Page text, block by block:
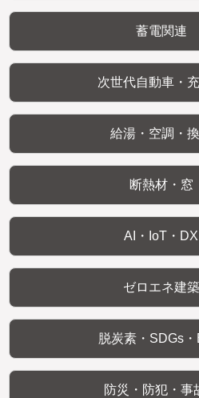
蓄電関連
次世代自動車・
給湯・空調・
断熱材・窓
AI・IoT・DX
ゼロエネ建築
脱炭素・SDGs
防災・防犯・事